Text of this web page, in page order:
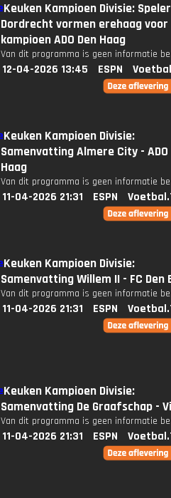
Keuken Kampioen Divisie:
Dordrecht vormen erehaag voor
kampioen ADO Den Haag
Van dit programma is geen informatie
12-04-2026 13:45 ESPN
Keuken Kampioen Divisie:
Samenvatting Almere City - ADO
Haag
Van dit programma is geen informatie
11-04-2026 21:31 ESPN
Keuken Kampioen Divisie:
Samenvatting Willem II - FC Den
Van dit programma is geen informatie
11-04-2026 21:31 ESPN
Keuken Kampioen Divisie:
Samenvatting De Graafschap -
Van dit programma is geen informatie
11-04-2026 21:31 ESPN